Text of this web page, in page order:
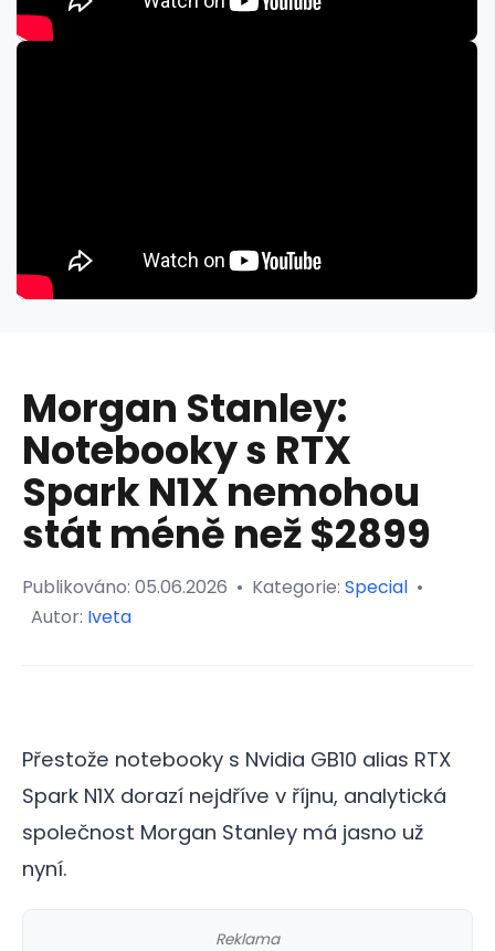
Morgan Stanley:
Notebooky s RTX
Spark N1X nemohou
stát méně než $2899
Publikováno: 05.06.2026 • Kategorie: Special •
Autor: Iveta
Přestože notebooky s Nvidia GB10 alias RTX
Spark N1X dorazí nejdříve v říjnu, analytická
společnost Morgan Stanley má jasno už
nyní.
Reklama